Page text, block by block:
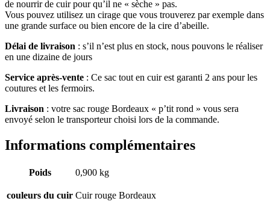
de nourrir de cuir pour qu’il ne « sèche » pas.
Vous pouvez utilisez un cirage que vous trouverez par exemple dans
une grande surface ou bien encore de la cire d’abeille.
Délai de livraison : s’il n’est plus en stock, nous pouvons le réaliser
en une dizaine de jours
Service après-vente : Ce sac tout en cuir est garanti 2 ans pour les
coutures et les fermoirs.
Livraison : votre sac rouge Bordeaux « p’tit rond » vous sera
envoyé selon le transporteur choisi lors de la commande.
Informations complémentaires
Poids 0,900 kg
couleurs du cuir Cuir rouge Bordeaux